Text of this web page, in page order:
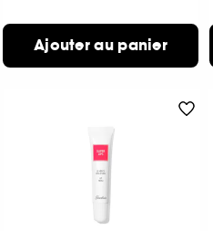
Ajouter au panier